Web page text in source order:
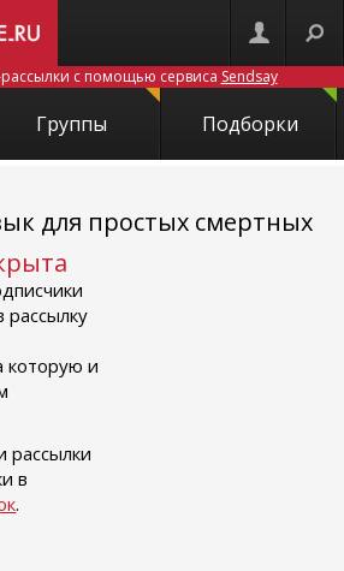
с помощью сервиса Sendsay
Группы Подборки
для простых смертных
которую и
рассылки
в
.